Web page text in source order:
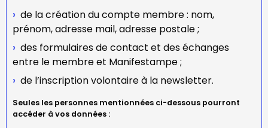
de la création du compte membre : nom,
prénom, adresse mail, adresse postale ;
des formulaires de contact et des échanges
entre le membre et Manifestampe ;
de l’inscription volontaire à la newsletter.
Seules les personnes mentionnées ci-dessous pourront
accéder à vos données :